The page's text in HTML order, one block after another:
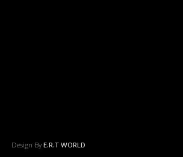
Design By E.R.T WORLD